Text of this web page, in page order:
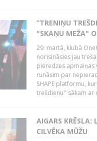
‘’TRENIŅU
"SKAŅU MEŽA"
29. martā, klubā
norisināsies jau
pieredzes apmaiņas
runāsim par
SHAPE platformu,
trešdienu'' sākam ar
AIGARS KRĒSLA:
CILVĒKA MŪŽU